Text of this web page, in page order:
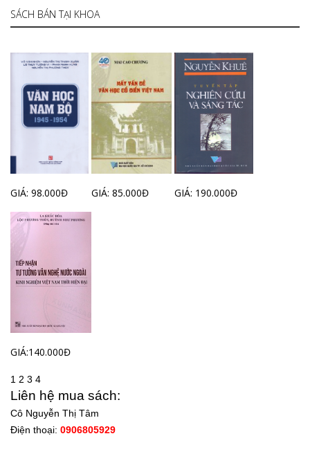
SÁCH BÁN TẠI KHOA
GIÁ: 98.000Đ GIÁ: 85.000Đ GIÁ: 190.000Đ
GIÁ:140.000Đ
1 2 3 4
Liên hệ mua sách:
Cô Nguyễn Thị Tâm
Điện thoại: 0906805929